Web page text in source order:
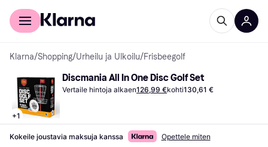
Kuluttajille
Klarna/Shopping/Urheilu ja Ulkoilu/Frisbeegolf
+1
Discmania All In One Disc Golf Set
Vertaile hintoja alkaen126,99 €kohti130,61 €
Kokeile joustavia maksuja kanssa Opettele miten